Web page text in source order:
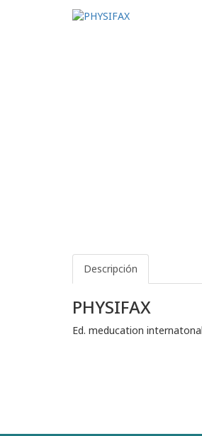
Descripción
PHYSIFAX
Ed. meducation